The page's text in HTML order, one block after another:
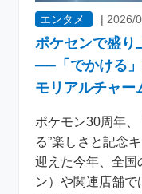
エンタメ |2026/
ポケセンで盛り
──「でかける
モリアルチャー
ポケモン30周年
る”楽しさと記念
迎えた今年、全国
ン）や関連店舗で